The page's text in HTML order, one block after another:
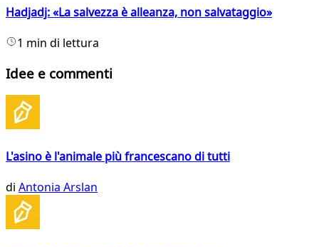
Hadjadj: «La salvezza è alleanza, non salvataggio»
1 min di lettura
Idee e commenti
L'asino è l'animale più francescano di tutti
di Antonia Arslan